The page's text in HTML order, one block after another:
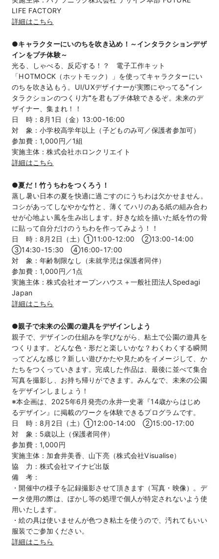
LIFE FACTORY
詳細はこちら
●キャラクターにいのちを吹き込め！～インタラクションデザ
インをプチ体験～
光る、しゃべる、反応する！？ 電子工作キット
「HOTMOCK（ホットモック）」を使ってキャラクターにい
のちを吹き込もう。UI/UXデザイナーが実際にやってる“イン
タラクションのつくり方”を君もプチ体験できるぞ。未来のデ
ザイナー、集まれ！！
日 時：8月1日（金）13:00-16:00
対 象：小学校高学年以上（子どものみ可／保護者参加可）
参加費：1,000円／1組
実施主体：株式会社ホロンクリエイト
詳細はこちら
●夏だ！竹うちわをつくろう！
蒸し暑い日本の夏を快適に過ごすのにうちわは欠かせません。
コシがあってしなやかな竹と、薄くてハリのある紙の組み合わ
せが心地よい風を生み出します。好きな絵を描いた紙を竹の骨
に貼って自分だけのうちわを作ってみよう！！
日 時：8月2日（土）①11:00-12:00 ②13:00-14:00
③14:30-15:30 ④16:00-17:00
対 象：年齢制限なし（未就学児は保護者同伴）
参加費：1,000円／1点
実施主体：株式会社オープンハウス＋一般社団法人Spedagi
Japan
詳細はこちら
●親子で未来の公園の遊具をデザインしよう
親子で、デザインの仕組みを学びながら、粘土で公園の遊具を
つくります。どんな色・形だと楽しいかな？わくわくする瞬間
ってどんな感じ？新しい遊びかたや見ためをイメージして、か
たちをつくっていきます。完成した作品は、最後に並べて集合
写真を撮影し、お持ち帰りができます。みんなで、未来の公園
をデザインしましょう！
※本企画は、2025年6月発売の永井一史著『14歳からはじめ
るデザイン』に掲載のワークを体験できるプログラムです。
日 時：8月2日（土）①12:00-14:00 ②15:00-17:00
対 象：5歳以上（保護者同伴）
参加費：1,000円
実施主体：加倉井美香、山下亮（株式会社Visualise）
協 力：株式会社マイナビ出版
備 考：
・開催中の様子を記録撮影させて頂きます（写真・映像）。デ
ータ使用の際は、ぼかし等の処理で個人が特定されないよう使
用いたします。
・絵の具は使いませんが色つき粘土を使うので、汚れてもいい
服装でご参加ください。
詳細はこちら